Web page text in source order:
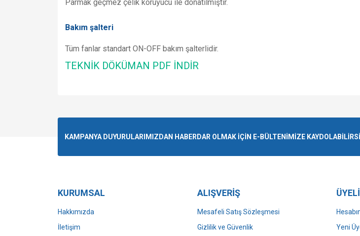
Parmak geçmez çelik koruyucu ile donatılmıştır.
Bakım şalteri
Tüm fanlar standart ON-OFF bakım şalterlidir.
TEKNİK DÖKÜMAN PDF İNDİR
Ürün resmi kalitesiz, bozuk veya görüntülenemiyor.
Bu ürüne benzer farklı alternatifler olmalı.
KAMPANYA DUYURULARIMIZDAN HABERDAR OLMAK İÇİN E-BÜLTENİMİZE
KURUMSAL
Hakkımızda
İletişim
ALIŞVERİŞ
Mesafeli Satış Sözleşmesi
Gizlilik ve Güvenlik
Yeni